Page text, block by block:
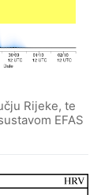
Rijeke, te
EFAS